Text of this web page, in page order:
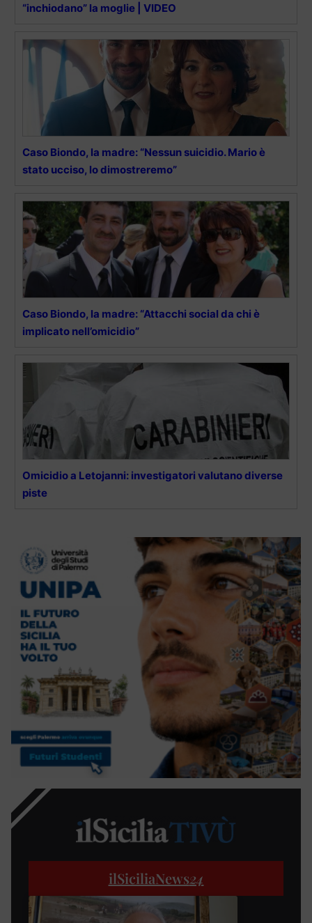
“inchiodano” la moglie | VIDEO
Caso Biondo, la madre: “Nessun suicidio. Mario è
stato ucciso, lo dimostreremo”
Caso Biondo, la madre: “Attacchi social da chi è
implicato nell’omicidio”
Omicidio a Letojanni: investigatori valutano diverse
piste
ilSiciliaNews24